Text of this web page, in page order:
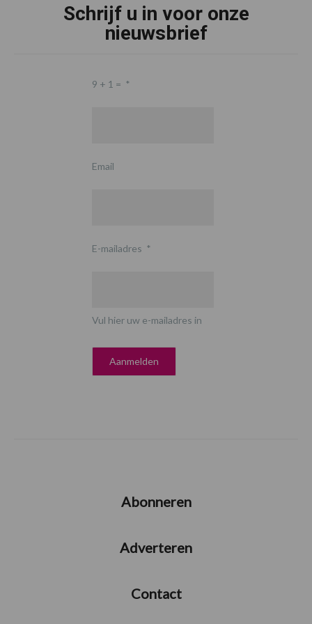
Schrijf u in voor onze
nieuwsbrief
9 + 1 = *
Email
E-mailadres *
Vul hier uw e-mailadres in
Abonneren
Adverteren
Contact